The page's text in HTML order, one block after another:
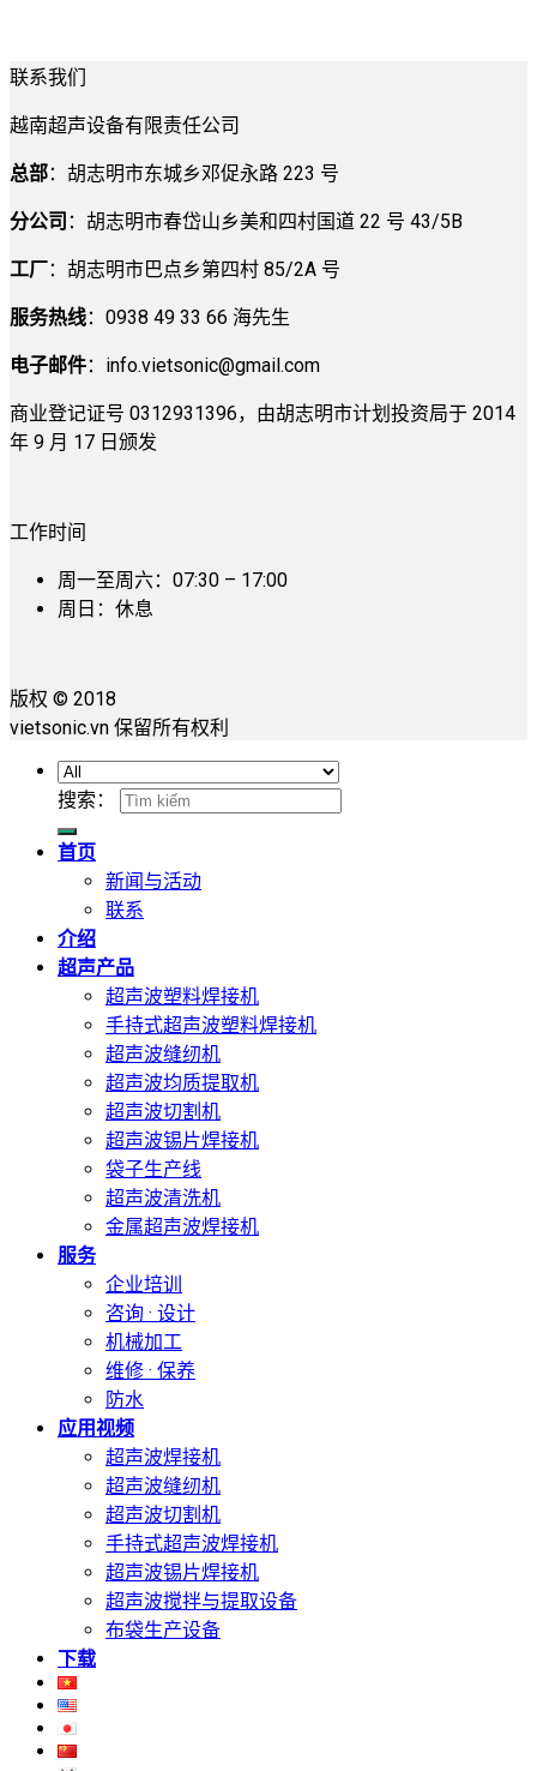
联系我们
越南超声设备有限责任公司
总部：胡志明市东城乡邓促永路 223 号
分公司 ：胡志明市春岱山乡美和四村国道 22 号 43/5B
工厂：胡志明市巴点乡第四村 85/2A 号
服务热线：0938 49 33 66 海先生
电子邮件： info.vietsonic@gmail.com
商业登记证号 0312931396，由胡志明市计划投资局于 2014
年 9 月 17 日颁发
工作时间
周一至周六：07:30 – 17:00
周日：休息
版权 © 2018
vietsonic.vn 保留所有权利
搜索：
首页
新闻与活动
联系
介绍
超声产品
超声波塑料焊接机
手持式超声波塑料焊接机
超声波缝纫机
超声波均质提取机
超声波切割机
超声波锡片焊接机
袋子生产线
超声波清洗机
金属超声波焊接机
服务
企业培训
咨询 · 设计
机械加工
维修 · 保养
防水
应用视频
超声波焊接机
超声波缝纫机
超声波切割机
手持式超声波焊接机
超声波锡片焊接机
超声波搅拌与提取设备
布袋生产设备
下载